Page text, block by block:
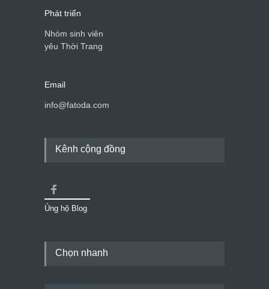
Phát triển
Nhóm sinh viên
yêu Thời Trang
Email
info@fatoda.com
Kênh cộng đồng
Ủng hộ Blog
Chọn nhanh